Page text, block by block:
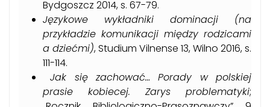
Bydgoszcz 2014, s. 67-79.
Językowe wykładniki dominacji (na
przykładzie komunikacji między rodzicami
a dziećmi), Studium Vilnense 13, Wilno 2016, s.
111-114.
Jak się zachować… Porady w polskiej
prasie kobiecej. Zarys problematyki;